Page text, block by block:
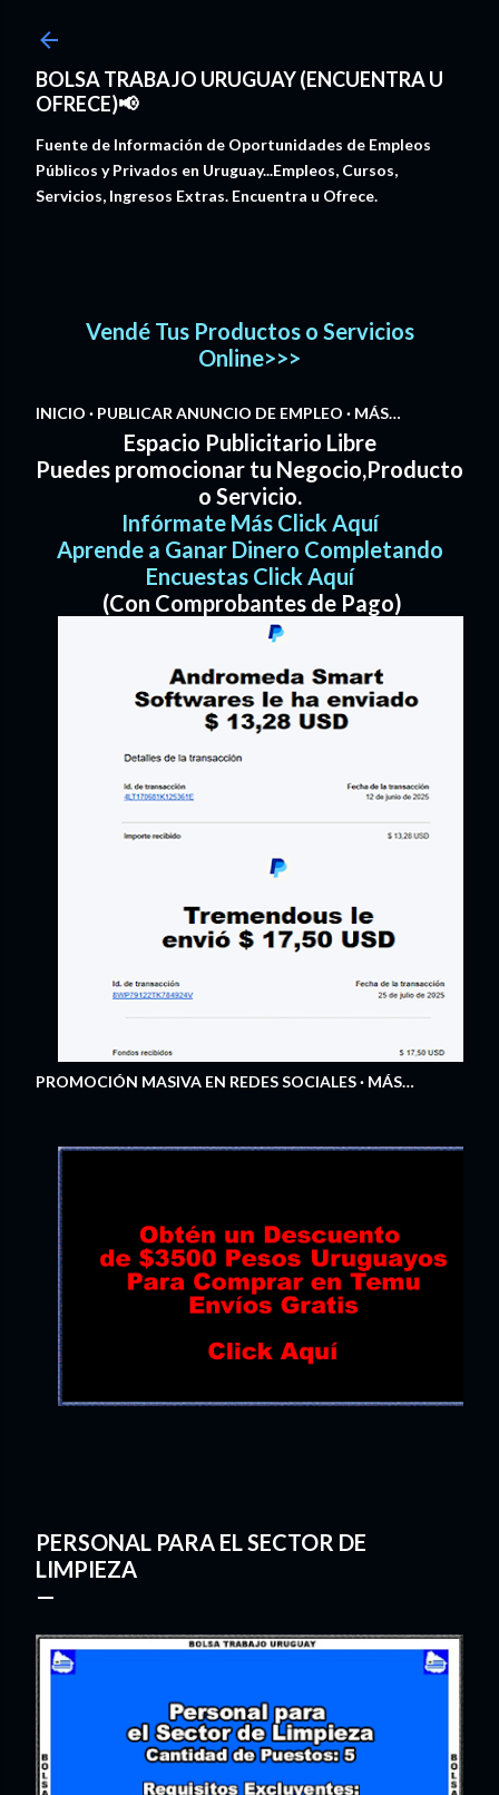
BOLSA TRABAJO URUGUAY (ENCUENTRA U
OFRECE)📢
Fuente de Información de Oportunidades de Empleos
Públicos y Privados en Uruguay...Empleos, Cursos,
Servicios, Ingresos Extras. Encuentra u Ofrece.
Vendé Tus Productos o Servicios
Online>>>
INICIO PUBLICAR ANUNCIO DE EMPLEO MÁS…
Espacio Publicitario Libre
Puedes promocionar tu Negocio,Producto
o Servicio.
Infórmate Más Click Aquí
Aprende a Ganar Dinero Completando
Encuestas Click Aquí
(Con Comprobantes de Pago)
PROMOCIÓN MASIVA EN REDES SOCIALES MÁS…
PERSONAL PARA EL SECTOR DE
LIMPIEZA